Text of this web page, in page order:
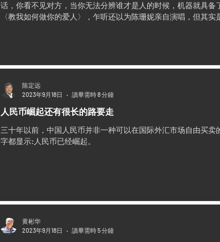
话，你看不见对方，当你无法分辨谁才是人的时候，机器就具备
〈教我如何做你的爱人〉，乍听还以为陈珊妮亲自演唱，但其实
人民币崛起还有很长的路要走
三十年以前，中国人民币并非一种可以在国际外汇市场自由买
字都显示:人民币已经崛起。
陈定远
2023年9月18日
讀畢需時 8 分鐘
黄彬华
2023年9月18日
讀畢需時 5 分鐘